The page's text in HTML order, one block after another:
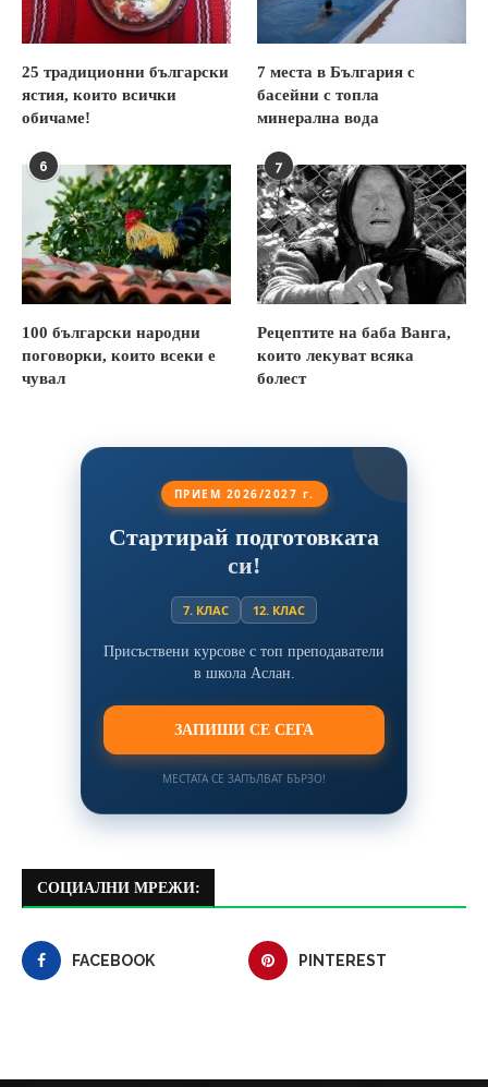
25 традиционни български
ястия, които всички
обичаме!
7 места в България с
басейни с топла
минерална вода
6
100 български народни
поговорки, които всеки е
чувал
7
Рецептите на баба Ванга,
които лекуват всяка
болест
ПРИЕМ 2026/2027 г.
Стартирай подготовката
си!
7. КЛАС 12. КЛАС
Присъствени курсове с топ преподаватели
в школа Аслан.
ЗАПИШИ СЕ СЕГА
МЕСТАТА СЕ ЗАПЪЛВАТ БЪРЗО!
СОЦИАЛНИ МРЕЖИ:
FACEBOOK PINTEREST